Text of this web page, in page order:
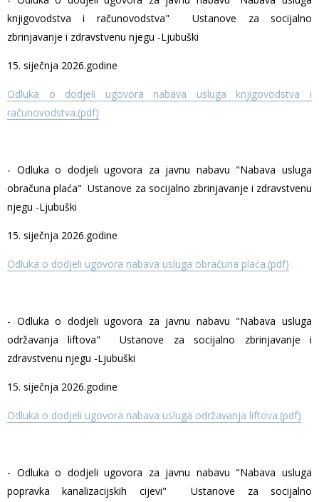
knjigovodstva i računovodstva" Ustanove za socijalno
zbrinjavanje i zdravstvenu njegu -Ljubuški
15. siječnja 2026.godine
Odluka o dodjeli ugovora nabava usluga knjigovodstva i
računovodstva.(pdf)
- Odluka o dodjeli ugovora za javnu nabavu "Nabava usluga
obračuna plaća" Ustanove za socijalno zbrinjavanje i zdravstvenu
njegu -Ljubuški
15. siječnja 2026.godine
Odluka o dodjeli ugovora nabava usluga obračuna plaća.(pdf)
- Odluka o dodjeli ugovora za javnu nabavu "Nabava usluga
održavanja liftova" Ustanove za socijalno zbrinjavanje i
zdravstvenu njegu -Ljubuški
15. siječnja 2026.godine
Odluka o dodjeli ugovora nabava usluga održavanja liftova.(pdf)
- Odluka o dodjeli ugovora za javnu nabavu "Nabava usluga
popravka kanalizacijskih cijevi" Ustanove za socijalno